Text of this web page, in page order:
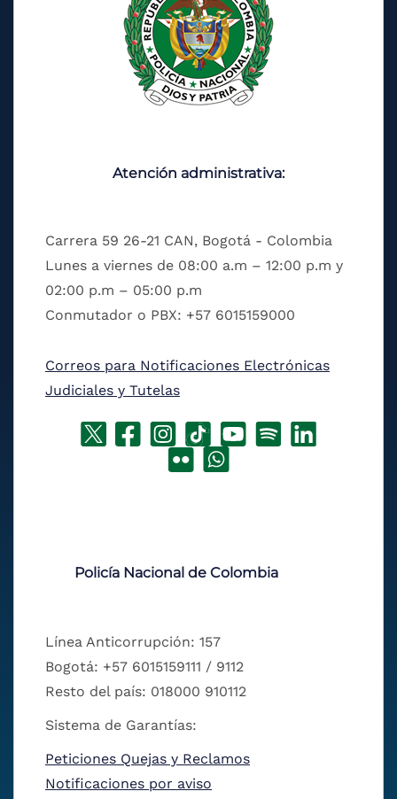
Atención administrativa:
Carrera 59 26-21 CAN, Bogotá - Colombia
Lunes a viernes de 08:00 a.m – 12:00 p.m y
02:00 p.m – 05:00 p.m
Conmutador o PBX: +57 6015159000
Correos para Notificaciones Electrónicas
Judiciales y Tutelas
Policía Nacional de Colombia
Línea Anticorrupción: 157
Bogotá: +57 6015159111 / 9112
Resto del país: 018000 910112
Sistema de Garantías:
Peticiones Quejas y Reclamos
Notificaciones por aviso